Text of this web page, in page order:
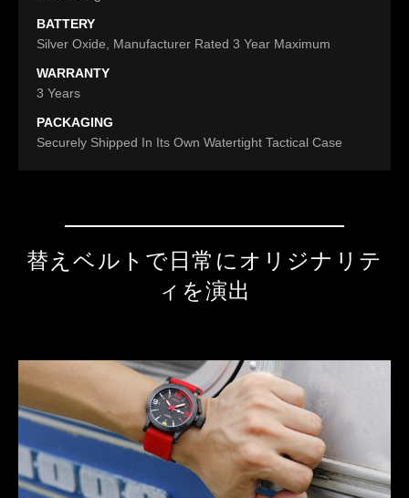
BATTERY
Silver Oxide, Manufacturer Rated 3 Year Maximum
WARRANTY
3 Years
PACKAGING
Securely Shipped In Its Own Watertight Tactical Case
替えベルトで日常にオリジナリテ
ィを演出